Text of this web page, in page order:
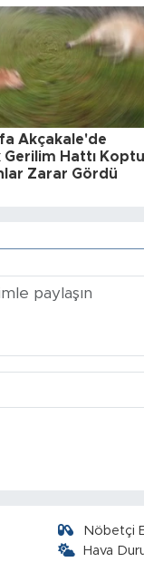
Akçakale'de
Gerilim Hattı Koptu
Zarar Gördü
Nöbetçi
Hava